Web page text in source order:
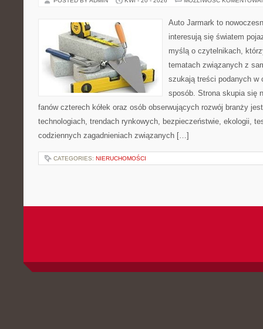
Auto Jarmark to
interesują się światem
myślą o czytelnikach,
tematach związanych z
szukają treści podanych w
sposób. Strona skupia się
fanów czterech kółek oraz osób obserwujących rozwój branży
technologiach, trendach rynkowych, bezpieczeństwie, ekologii,
codziennych zagadnieniach związanych […]
CATEGORIES: NIERUCHOMOŚCI